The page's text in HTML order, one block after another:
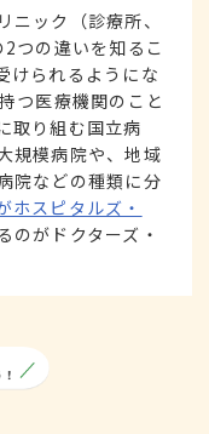
ック（診療所、
つの違いを知るこ
けられるようにな
つ医療機関のこと
取り組む国立病
規模病院や、地域
院などの種類に分
ホスピタルズ・
のがドクターズ・